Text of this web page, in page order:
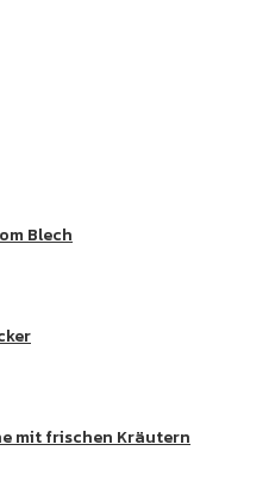
Blech
mit frischen Kräutern